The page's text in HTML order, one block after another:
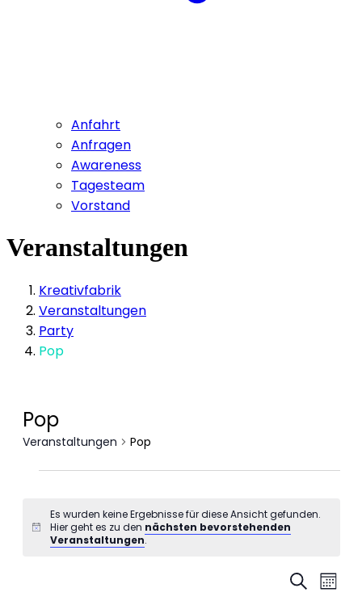
Anfahrt
Anfragen
Awareness
Tagesteam
Vorstand
Veranstaltungen
Kreativfabrik
Veranstaltungen
Party
Pop
Pop
Veranstaltungen Pop
Hinweis
Es wurden keine Ergebnisse für diese Ansicht gefunden.
Hier geht es zu den nächsten bevorstehenden
Veranstaltungen.
SucheMonat